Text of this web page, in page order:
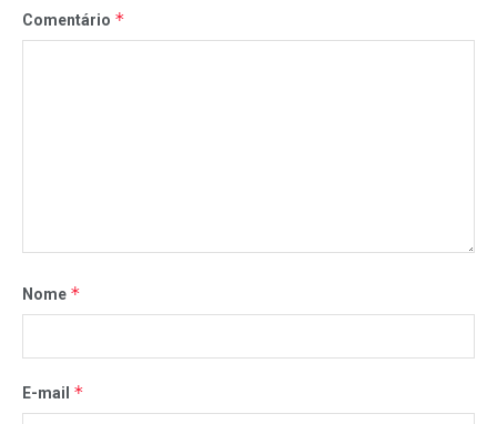
Comentário *
Nome *
E-mail *